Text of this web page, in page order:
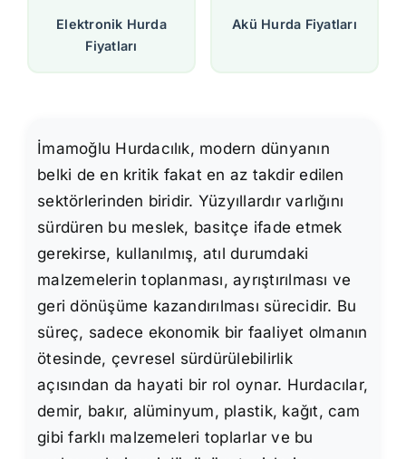
Elektronik Hurda
Fiyatları
Akü Hurda Fiyatları
İmamoğlu Hurdacılık, modern dünyanın
belki de en kritik fakat en az takdir edilen
sektörlerinden biridir. Yüzyıllardır varlığını
sürdüren bu meslek, basitçe ifade etmek
gerekirse, kullanılmış, atıl durumdaki
malzemelerin toplanması, ayrıştırılması ve
geri dönüşüme kazandırılması sürecidir. Bu
süreç, sadece ekonomik bir faaliyet olmanın
ötesinde, çevresel sürdürülebilirlik
açısından da hayati bir rol oynar. Hurdacılar,
demir, bakır, alüminyum, plastik, kağıt, cam
gibi farklı malzemeleri toplarlar ve bu